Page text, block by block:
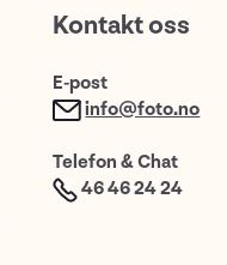
Kontakt oss
E-post
info@foto.no
Telefon & Chat
46 46 24 24